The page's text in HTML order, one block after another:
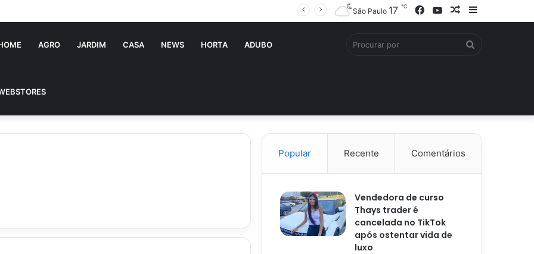
Barra
Artigo
YouTube
Facebook
São Paulo 17 ℃
AGRO JARDIM CASA NEWS HORTA ADUBO
Popular Recente Comentários
Vendedora de curso
Thays trader é
cancelada no TikTok
após ostentar vida de
luxo